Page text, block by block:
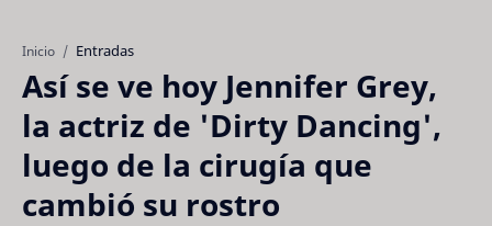
Inicio Entradas
Así se ve hoy Jennifer Grey,
la actriz de 'Dirty Dancing',
luego de la cirugía que
cambió su rostro